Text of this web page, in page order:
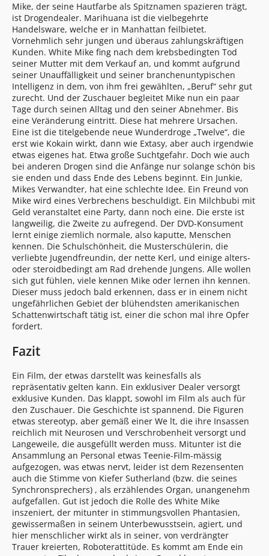
Mike, der seine Hautfarbe als Spitznamen spazieren trägt,
ist Drogendealer. Marihuana ist die vielbegehrte
Handelsware, welche er in Manhattan feilbietet.
Vornehmlich sehr jungen und überaus zahlungskräftigen
Kunden. White Mike fing nach dem krebsbedingten Tod
seiner Mutter mit dem Verkauf an, und kommt aufgrund
seiner Unauffälligkeit und seiner branchenuntypischen
Intelligenz in dem, von ihm frei gewählten, „Beruf“ sehr gut
zurecht. Und der Zuschauer begleitet Mike nun ein paar
Tage durch seinen Alltag und den seiner Abnehmer. Bis
eine Veränderung eintritt. Diese hat mehrere Ursachen.
Eine ist die titelgebende neue Wunderdroge „Twelve“, die
erst wie Kokain wirkt, dann wie Extasy, aber auch irgendwie
etwas eigenes hat. Etwa große Suchtgefahr. Doch wie auch
bei anderen Drogen sind die Anfänge nur solange schön bis
sie enden und dass Ende des Lebens beginnt. Ein Junkie,
Mikes Verwandter, hat eine schlechte Idee. Ein Freund von
Mike wird eines Verbrechens beschuldigt. Ein Milchbubi mit
Geld veranstaltet eine Party, dann noch eine. Die erste ist
langweilig, die Zweite zu aufregend. Der DVD-Konsument
lernt einige ziemlich normale, also kaputte, Menschen
kennen. Die Schulschönheit, die Musterschülerin, die
verliebte Jugendfreundin, der nette Kerl, und einige alters-
oder steroidbedingt am Rad drehende Jungens. Alle wollen
sich gut fühlen, viele kennen Mike oder lernen ihn kennen.
Dieser muss jedoch bald erkennen, dass er in einem nicht
ungefährlichen Gebiet der blühendsten amerikanischen
Schattenwirtschaft tätig ist, einer die schon mal ihre Opfer
fordert.
Fazit
Ein Film, der etwas darstellt was keinesfalls als
repräsentativ gelten kann. Ein exklusiver Dealer versorgt
exklusive Kunden. Das klappt, sowohl im Film als auch für
den Zuschauer. Die Geschichte ist spannend. Die Figuren
etwas stereotyp, aber gemäß einer We lt, die ihre Insassen
reichlich mit Neurosen und Verschrobenheit versorgt und
Langeweile, die ausgefüllt werden muss. Mitunter ist die
Ansammlung an Personal etwas Teenie-Film-mässig
aufgezogen, was etwas nervt, leider ist dem Rezensenten
auch die Stimme von Kiefer Sutherland (bzw. die seines
Synchronsprechers) , als erzählendes Organ, unangenehm
aufgefallen. Gut ist jedoch die Rolle des White Mike
inszeniert, der mitunter in stimmungsvollen Phantasien,
gewissermaßen in seinem Unterbewusstsein, agiert, und
hier menschlicher wirkt als in seiner, von verdrängter
Trauer kreierten, Roboterattitüde. Es kommt am Ende ein